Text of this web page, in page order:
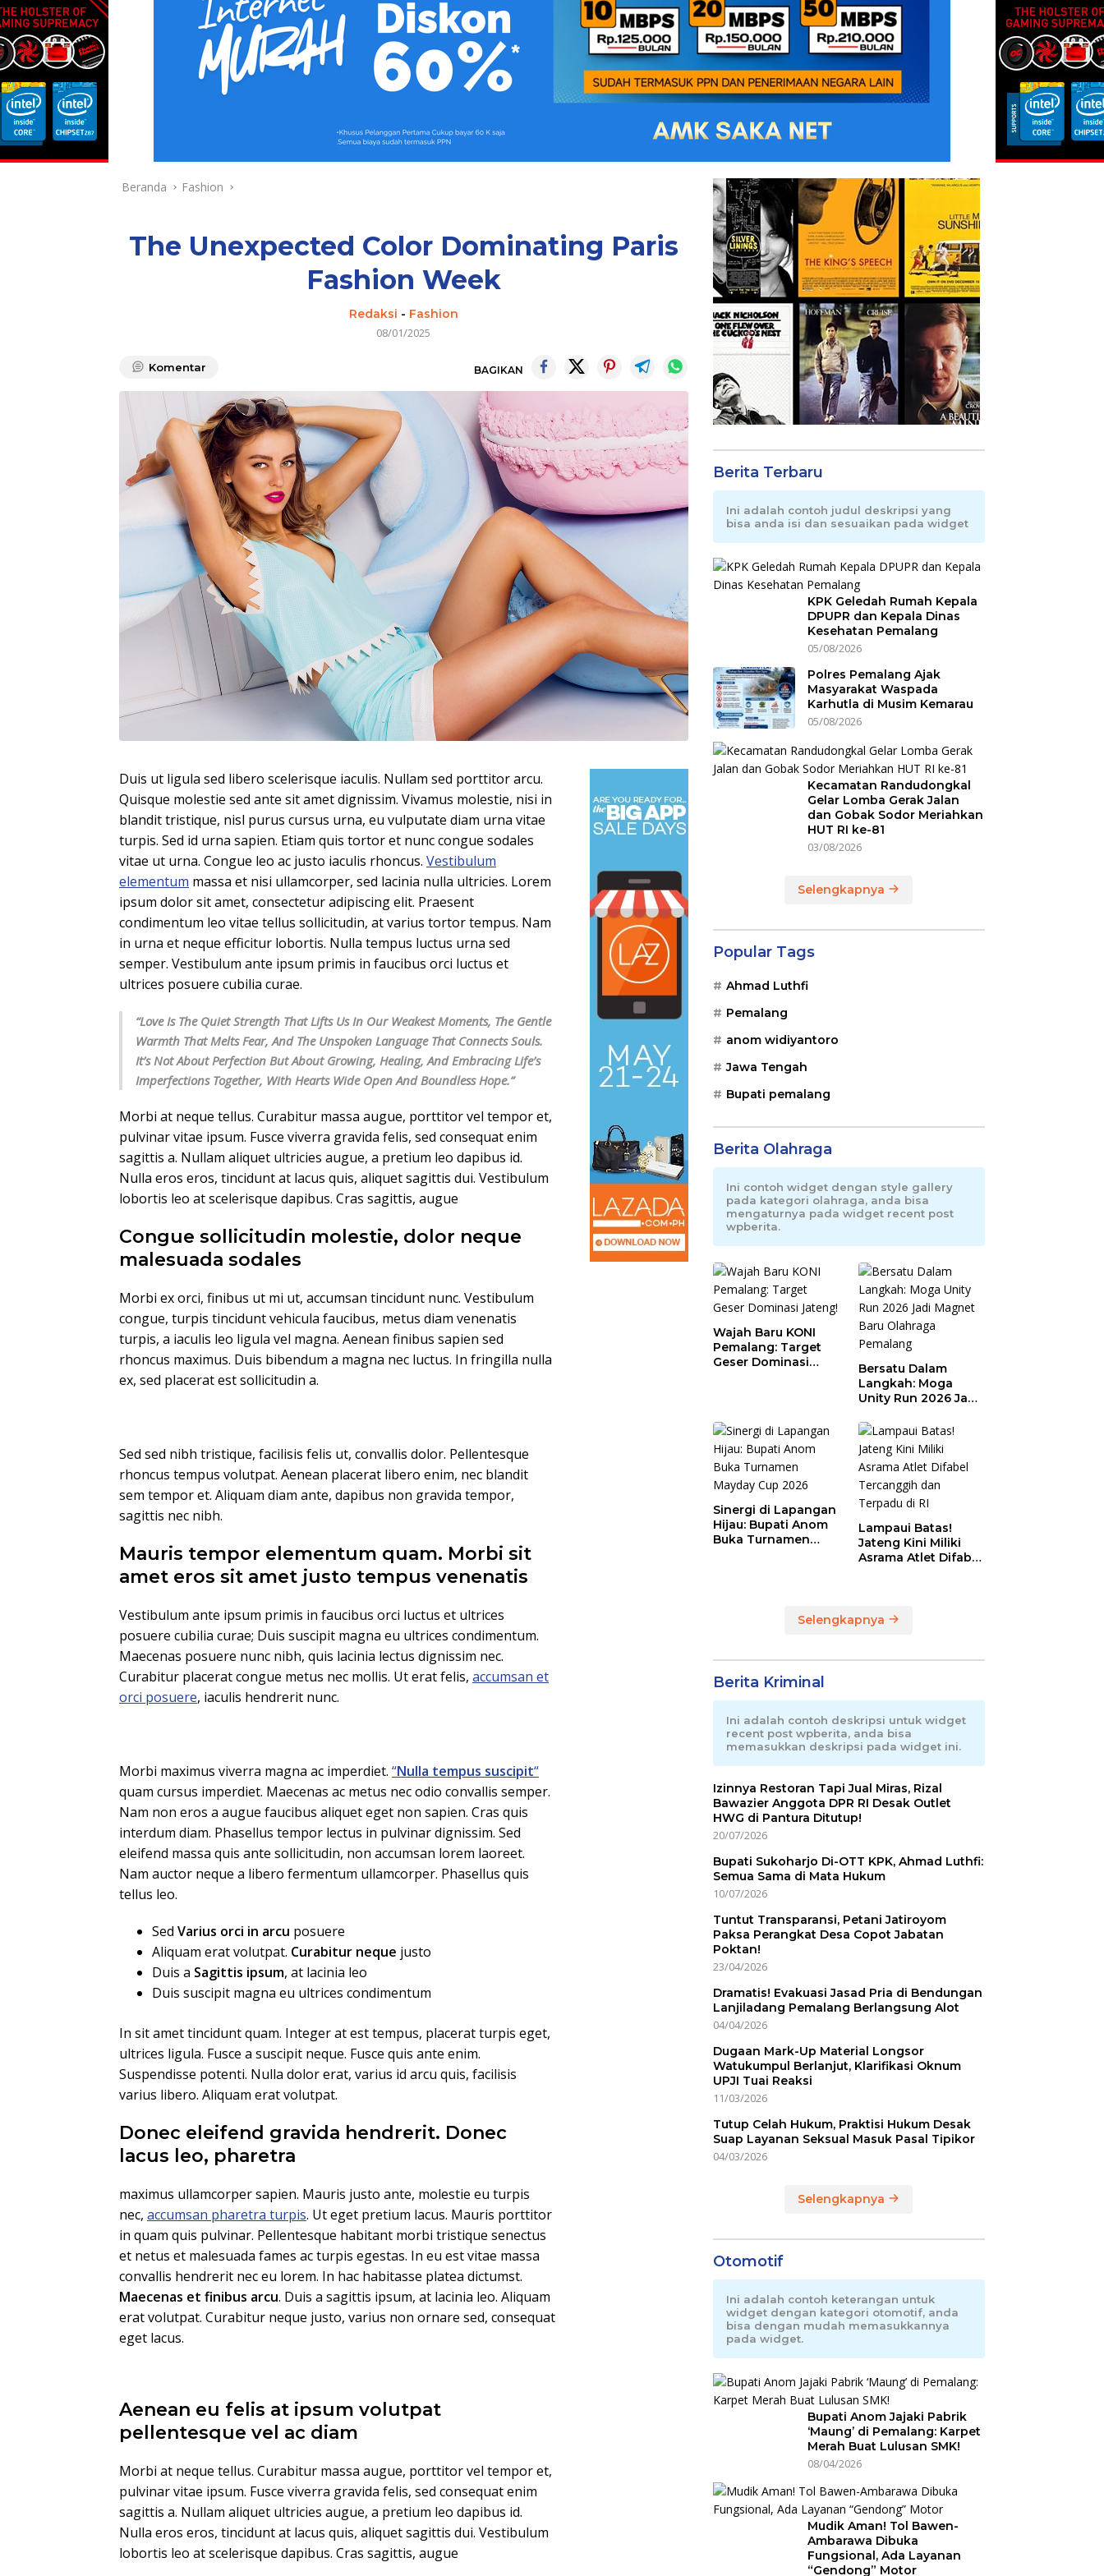
Beranda Fashion
The Unexpected Color Dominating Paris
Fashion Week
Redaksi - Fashion
08/01/2025
Komentar BAGIKAN
Duis ut ligula sed libero scelerisque iaculis. Nullam sed porttitor arcu.
Quisque molestie sed ante sit amet dignissim. Vivamus molestie, nisi in
blandit tristique, nisl purus cursus urna, eu vulputate diam urna vitae
turpis. Sed id urna sapien. Etiam quis tortor et nunc congue sodales
vitae ut urna. Congue leo ac justo iaculis rhoncus. Vestibulum
elementum massa et nisi ullamcorper, sed lacinia nulla ultricies. Lorem
ipsum dolor sit amet, consectetur adipiscing elit. Praesent
condimentum leo vitae tellus sollicitudin, at varius tortor tempus. Nam
in urna et neque efficitur lobortis. Nulla tempus luctus urna sed
semper. Vestibulum ante ipsum primis in faucibus orci luctus et
ultrices posuere cubilia curae.
“Love Is The Quiet Strength That Lifts Us In Our Weakest Moments, The Gentle
Warmth That Melts Fear, And The Unspoken Language That Connects Souls.
It’s Not About Perfection But About Growing, Healing, And Embracing Life’s
Imperfections Together, With Hearts Wide Open And Boundless Hope.”
Morbi at neque tellus. Curabitur massa augue, porttitor vel tempor et,
pulvinar vitae ipsum. Fusce viverra gravida felis, sed consequat enim
sagittis a. Nullam aliquet ultricies augue, a pretium leo dapibus id.
Nulla eros eros, tincidunt at lacus quis, aliquet sagittis dui. Vestibulum
lobortis leo at scelerisque dapibus. Cras sagittis, augue
Congue sollicitudin molestie, dolor neque
malesuada sodales
Morbi ex orci, finibus ut mi ut, accumsan tincidunt nunc. Vestibulum
congue, turpis tincidunt vehicula faucibus, metus diam venenatis
turpis, a iaculis leo ligula vel magna. Aenean finibus sapien sed
rhoncus maximus. Duis bibendum a magna nec luctus. In fringilla nulla
ex, sed placerat est sollicitudin a.
Sed sed nibh tristique, facilisis felis ut, convallis dolor. Pellentesque
rhoncus tempus volutpat. Aenean placerat libero enim, nec blandit
sem tempor et. Aliquam diam ante, dapibus non gravida tempor,
sagittis nec nibh.
Mauris tempor elementum quam. Morbi sit
amet eros sit amet justo tempus venenatis
Vestibulum ante ipsum primis in faucibus orci luctus et ultrices
posuere cubilia curae; Duis suscipit magna eu ultrices condimentum.
Maecenas posuere nunc nibh, quis lacinia lectus dignissim nec.
Curabitur placerat congue metus nec mollis. Ut erat felis, accumsan et
orci posuere, iaculis hendrerit nunc.
Morbi maximus viverra magna ac imperdiet. “Nulla tempus suscipit“
quam cursus imperdiet. Maecenas ac metus nec odio convallis semper.
Nam non eros a augue faucibus aliquet eget non sapien. Cras quis
interdum diam. Phasellus tempor lectus in pulvinar dignissim. Sed
eleifend massa quis ante sollicitudin, non accumsan lorem laoreet.
Nam auctor neque a libero fermentum ullamcorper. Phasellus quis
tellus leo.
Sed Varius orci in arcu posuere
Aliquam erat volutpat. Curabitur neque justo
Duis a Sagittis ipsum, at lacinia leo
Duis suscipit magna eu ultrices condimentum
In sit amet tincidunt quam. Integer at est tempus, placerat turpis eget,
ultrices ligula. Fusce a suscipit neque. Fusce quis ante enim.
Suspendisse potenti. Nulla dolor erat, varius id arcu quis, facilisis
varius libero. Aliquam erat volutpat.
Donec eleifend gravida hendrerit. Donec
lacus leo, pharetra
maximus ullamcorper sapien. Mauris justo ante, molestie eu turpis
nec, accumsan pharetra turpis. Ut eget pretium lacus. Mauris porttitor
in quam quis pulvinar. Pellentesque habitant morbi tristique senectus
et netus et malesuada fames ac turpis egestas. In eu est vitae massa
convallis hendrerit nec eu lorem. In hac habitasse platea dictumst.
Maecenas et finibus arcu. Duis a sagittis ipsum, at lacinia leo. Aliquam
erat volutpat. Curabitur neque justo, varius non ornare sed, consequat
eget lacus.
Aenean eu felis at ipsum volutpat
pellentesque vel ac diam
Morbi at neque tellus. Curabitur massa augue, porttitor vel tempor et,
pulvinar vitae ipsum. Fusce viverra gravida felis, sed consequat enim
sagittis a. Nullam aliquet ultricies augue, a pretium leo dapibus id.
Nulla eros eros, tincidunt at lacus quis, aliquet sagittis dui. Vestibulum
lobortis leo at scelerisque dapibus. Cras sagittis, augue
Berita Terbaru
Ini adalah contoh judul deskripsi yang
bisa anda isi dan sesuaikan pada widget
KPK Geledah Rumah Kepala
DPUPR dan Kepala Dinas
Kesehatan Pemalang
05/08/2026
Polres Pemalang Ajak
Masyarakat Waspada
Karhutla di Musim Kemarau
05/08/2026
Kecamatan Randudongkal
Gelar Lomba Gerak Jalan
dan Gobak Sodor Meriahkan
HUT RI ke-81
03/08/2026
Selengkapnya
Popular Tags
Ahmad Luthfi
Pemalang
anom widiyantoro
Jawa Tengah
Bupati pemalang
Berita Olahraga
Ini contoh widget dengan style gallery
pada kategori olahraga, anda bisa
mengaturnya pada widget recent post
wpberita.
Wajah Baru KONI
Pemalang: Target
Geser Dominasi
Bersatu Dalam
Langkah: Moga
Unity Run 2026 Jadi
Olahraga Pemalang
Sinergi di Lapangan
Hijau: Bupati Anom
Buka Turnamen
Lampaui Batas!
Jateng Kini Miliki
Asrama Atlet Difabel
Selengkapnya
Berita Kriminal
Ini adalah contoh deskripsi untuk widget
recent post wpberita, anda bisa
memasukkan deskripsi pada widget ini.
Izinnya Restoran Tapi Jual Miras, Rizal
Bawazier Anggota DPR RI Desak Outlet
HWG di Pantura Ditutup!
20/07/2026
Bupati Sukoharjo Di-OTT KPK, Ahmad Luthfi:
Semua Sama di Mata Hukum
10/07/2026
Tuntut Transparansi, Petani Jatiroyom
Paksa Perangkat Desa Copot Jabatan
Poktan!
23/04/2026
Dramatis! Evakuasi Jasad Pria di Bendungan
Lanjiladang Pemalang Berlangsung Alot
04/04/2026
Dugaan Mark-Up Material Longsor
Watukumpul Berlanjut, Klarifikasi Oknum
UPJI Tuai Reaksi
11/03/2026
Tutup Celah Hukum, Praktisi Hukum Desak
Suap Layanan Seksual Masuk Pasal Tipikor
04/03/2026
Selengkapnya
Otomotif
Ini adalah contoh keterangan untuk
widget dengan kategori otomotif, anda
bisa dengan mudah memasukkannya
pada widget.
Bupati Anom Jajaki Pabrik
‘Maung’ di Pemalang: Karpet
Merah Buat Lulusan SMK!
08/04/2026
Mudik Aman! Tol Bawen-
Ambarawa Dibuka
Fungsional, Ada Layanan
“Gendong” Motor